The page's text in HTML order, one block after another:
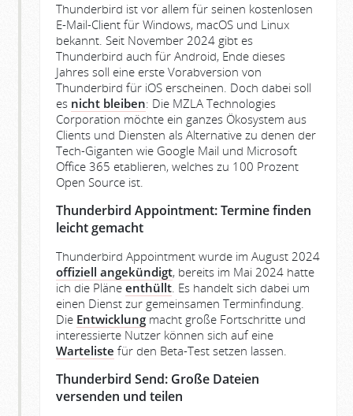
Thunderbird ist vor allem für seinen kostenlosen
E-Mail-Client für Windows, macOS und Linux
bekannt. Seit November 2024 gibt es
Thunderbird auch für Android, Ende dieses
Jahres soll eine erste Vorabversion von
Thunderbird für iOS erscheinen. Doch dabei soll
es nicht bleiben: Die MZLA Technologies
Corporation möchte ein ganzes Ökosystem aus
Clients und Diensten als Alternative zu denen der
Tech-Giganten wie Google Mail und Microsoft
Office 365 etablieren, welches zu 100 Prozent
Open Source ist.
Thunderbird Appointment: Termine finden
leicht gemacht
Thunderbird Appointment wurde im August 2024
offiziell angekündigt, bereits im Mai 2024 hatte
ich die Pläne enthüllt. Es handelt sich dabei um
einen Dienst zur gemeinsamen Terminfindung.
Die Entwicklung macht große Fortschritte und
interessierte Nutzer können sich auf eine
Warteliste für den Beta-Test setzen lassen.
Thunderbird Send: Große Dateien
versenden und teilen